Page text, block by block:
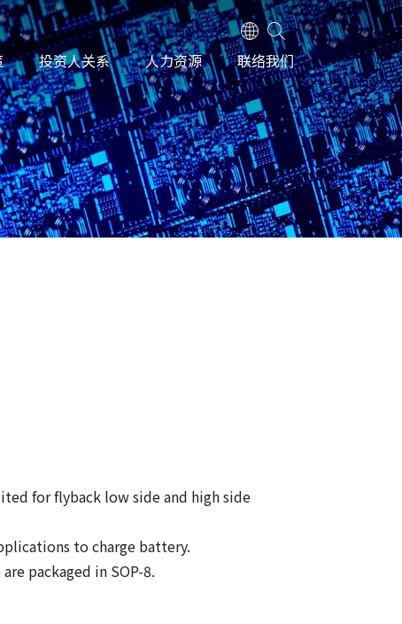
投资人关系 人力资源 联络我们
for flyback low side and high side
to charge battery.
packaged in SOP-8.